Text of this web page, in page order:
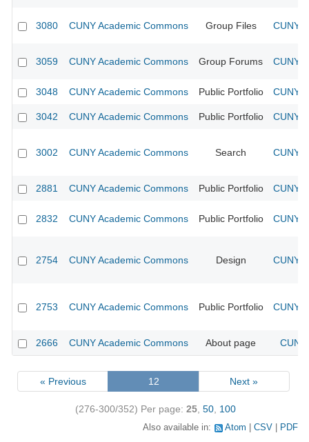
3080 CUNY Academic Commons Group Files CUNY
3059 CUNY Academic Commons Group Forums CUNY
3048 CUNY Academic Commons Public Portfolio CUNY
3042 CUNY Academic Commons Public Portfolio CUNY
3002 CUNY Academic Commons Search CUNY
2881 CUNY Academic Commons Public Portfolio CUNY
2832 CUNY Academic Commons Public Portfolio CUNY
2754 CUNY Academic Commons Design CUNY
2753 CUNY Academic Commons Public Portfolio CUNY
2666 CUNY Academic Commons About page
« Previous 12 Next »
(276-300/352) Per page: 25 50 100
Also available in: Atom CSV PDF